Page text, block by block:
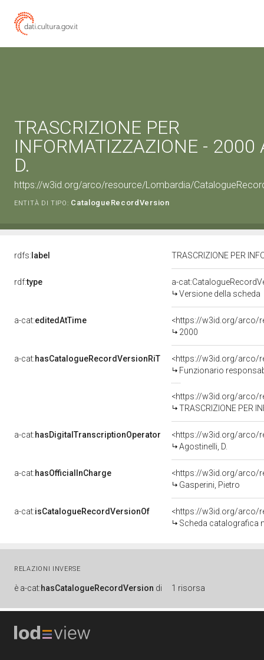
TRASCRIZIONE PER
INFORMATIZZAZIONE - 2000
D.
https://w3id.org/arco/resource/Lombardia/
ENTITÀ DI TIPO: CatalogueRecordVersion
rdfs: label TRASCRIZIONE PER
rdf:type
a-
Versione della scheda
a-cat:editedAtTime
<https://w3id.org/arco/
2000
a-cat:hasCatalogueRecordVersionRiT
Funzionario
TRASCRIZIONE PER
a-cat:hasDigitalTranscriptionOperator
<https://w3id.org/arco/
Agostinelli, D.
a-cat:hasOfficialInCharge
<https://w3id.org/arco/
Gasperini, Pietro
a-cat:isCatalogueRecordVersionOf
<https://w3id.org/arco/
Scheda catalografica
RELAZIONI INVERSE
è a-cat:hasCatalogueRecordVersion di 1 risorsa